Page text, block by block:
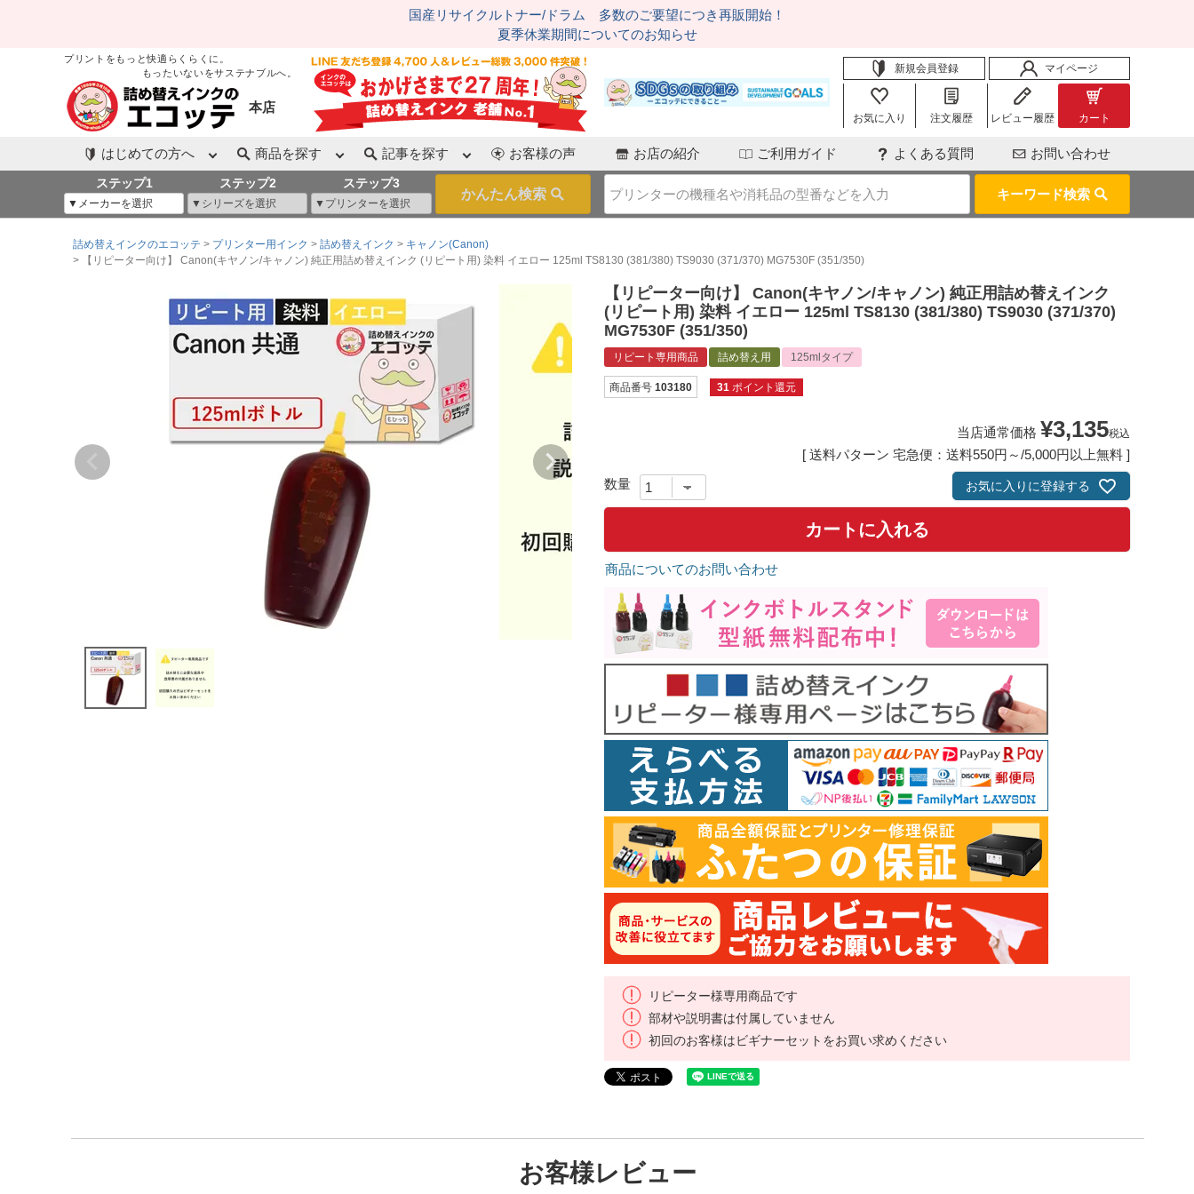
国産リサイクルトナー/ドラム 多数のご要望につき再販開始！
夏季休業期間についてのお知らせ
プリントをもっと快適らくらくに。
もったいないをサステナブルへ。
本店
新規会員登録 マイページ
お気に入り 注文履歴 レビュー履歴 カート
はじめての方へ 商品を探す 記事を探す お客様の声 お店の紹介 ご利用ガイド よくある質問 お問い合わせ
ステップ1 ステップ2 ステップ3
キーワード検索
詰め替えインクのエコッテ プリンター用インク 詰め替えインク
キャノン(Canon)
【リピーター向け】 Canon(キヤノン/キャノン) 純正用詰め替えインク (リピート用) 染料 イエロー 125ml TS8130 (381/380) TS9030 (371/370) MG7530F (351/350)
【リピーター向け】 Canon(キヤノン/キャノン) 純正用詰め替えインク
(リピート用) 染料 イエロー 125ml TS8130 (381/380) TS9030 (371/370)
MG7530F (351/350)
リピート専用商品 詰め替え用 125mlタイプ
商品番号 103180 31 ポイント還元
当店通常価格 ¥3,135税込
送料パターン 宅急便：送料550円～/5,000円以上無料
お気に入りに登録する
カートに入れる
商品についてのお問い合わせ
リピーター様専用商品です
部材や説明書は付属していません
初回のお客様はビギナーセットをお買い求めください
お客様レビュー